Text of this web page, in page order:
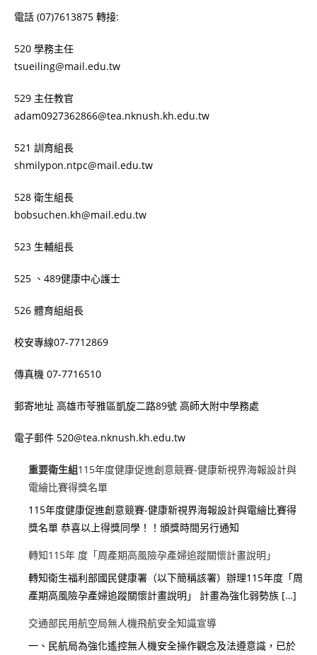
電話 (07)7613875 轉接:
520 學務主任
tsueiling@mail.edu.tw
529 主任教官
adam0927362866@tea.nknush.kh.edu.tw
521 訓育組長
shmilypon.ntpc@mail.edu.tw
528 衛生組長
bobsuchen.kh@mail.edu.tw
523 生輔組長
525 、489健康中心護士
526 體育組組長
校安專線07-7712869
傳真機 07-7716510
郵寄地址 高雄市苓雅區凱旋二路89號 高師大附中學務處
電子郵件 520@tea.nknush.kh.edu.tw
重要衛生組115年度健康促進創意競賽-健康新視界海報設計與
電繪比賽得獎名單
115年度健康促進創意競賽-健康新視界海報設計與電繪比賽得
獎名單 恭喜以上得獎同學！！頒獎時間另行通知
轉知115年 度「周產期高風險孕產婦追蹤關懷計畫說明」
轉知衛生福利部國民健康署（以下簡稱該署）辦理115年度「周
產期高風險孕產婦追蹤關懷計畫說明」 計畫為強化弱勢族 […]
交通部民用航空局無人機飛航安全知識宣導
一、民航局為強化遙控無人機安全操作觀念及法遵意識，已於